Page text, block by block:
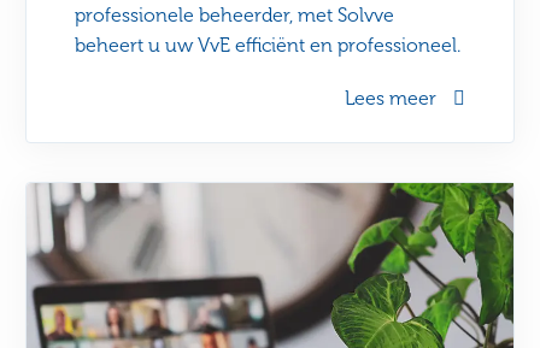
professionele beheerder, met Solvve
beheert u uw VvE efficiënt en professioneel.
Lees meer